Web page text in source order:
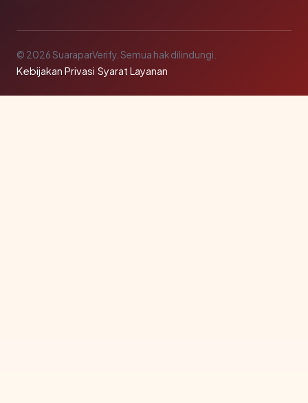
© 2026 SuaraparVerify. Semua hak dilindungi.
Kebijakan Privasi·Syarat Layanan